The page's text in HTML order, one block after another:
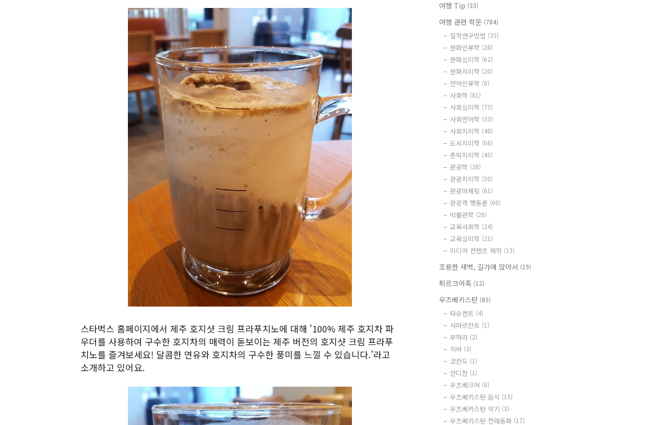
스타벅스 홈페이지에서 제주 호지샷 크림 프라푸치노에 대해 '100% 제주 호지차 파
우더를 사용하여 구수한 호지차의 매력이 돋보이는 제주 버전의 호지샷 크림 프라푸
치노를 즐겨보세요! 달콤한 연유와 호지차의 구수한 풍미를 느낄 수 있습니다.'라고
소개하고 있어요.
여행 Tip (33)
여행 관련 학문 (784)
질적연구방법 (35)
문화인류학 (28)
문화심리학 (62)
문화지리학 (20)
언어인류학 (8)
사회학 (81)
사회심리학 (75)
사회언어학 (33)
사회지리학 (48)
도시지리학 (66)
촌락지리학 (45)
관광학 (28)
관광지리학 (50)
관광마케팅 (61)
관광객 행동론 (60)
박물관학 (26)
교육사회학 (24)
교육심리학 (21)
미디어 컨텐츠 제작 (13)
조용한 새벽, 길가에 앉아서 (19)
튀르크어족 (12)
우즈베키스탄 (85)
타슈켄트 (4)
사마르칸트 (1)
부하라 (2)
히바 (3)
코칸드 (1)
안디잔 (1)
우즈베크어 (8)
우즈베키스탄 음식 (15)
우즈베키스탄 악기 (3)
우즈베키스탄 전래동화 (17)